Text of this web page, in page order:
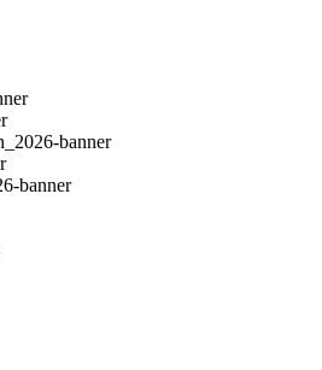
banner
banner